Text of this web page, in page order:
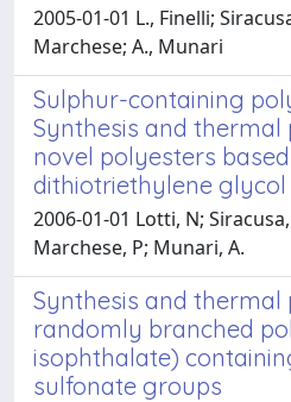
2005-01-01 L., Finelli;
Marchese; A., Munari
Sulphur-containing
Synthesis and thermal
novel polyesters
dithiotriethylene glycol
2006-01-01 Lotti, N;
Marchese, P; Munari, A.
Synthesis and thermal
randomly branched
isophthalate)
sulfonate groups